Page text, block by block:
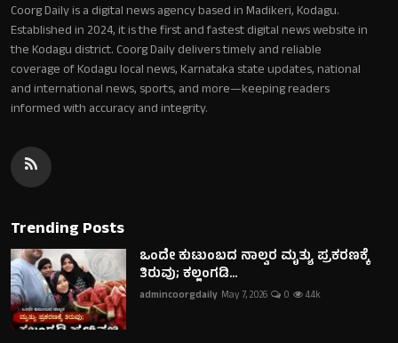
Coorg Daily is a digital news agency based in Madikeri, Kodagu.
Established in 2024, it is the first and fastest digital news website in
the Kodagu district. Coorg Daily delivers timely and reliable
coverage of Kodagu local news, Karnataka state updates, national
and international news, sports, and more—keeping readers
informed with accuracy and integrity.
Trending Posts
ಒಂದೇ ಕುಟುಂಬದ ನಾಲ್ವರ ಮೃತ್ಯು ಪ್ರಕರಣಕ್ಕೆ
ತಿರುವು; ಕಲ್ಲಂಗಡಿ...
admincoorgdaily May 7, 2026 0 4.4k